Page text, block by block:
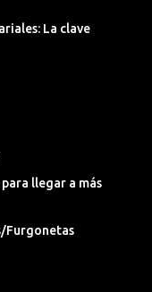
La clave
llegar a más
Furgonetas